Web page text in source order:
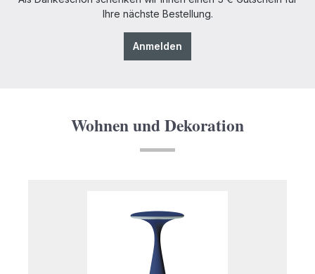
Ihre nächste Bestellung.
Anmelden
Wohnen und Dekoration